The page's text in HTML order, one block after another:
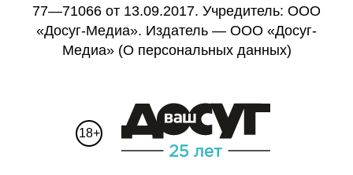
77—71066 от 13.09.2017. Учредитель: ООО
«Досуг-Медиа». Издатель — ООО «Досуг-
Медиа» (О персональных данных)
18+